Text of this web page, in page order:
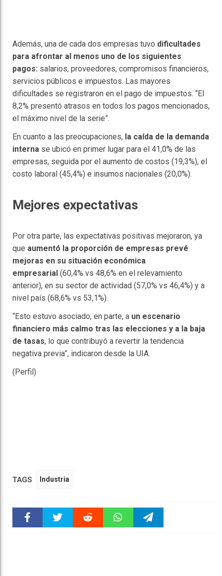
Además, una de cada dos empresas tuvo dificultades
para afrontar al menos uno de los siguientes
pagos: salarios, proveedores, compromisos financieros,
servicios públicos e impuestos. Las mayores
dificultades se registraron en el pago de impuestos. “El
8,2% presentó atrasos en todos los pagos mencionados,
el máximo nivel de la serie”.
En cuanto a las preocupaciones, la caída de la demanda
interna se ubicó en primer lugar para el 41,0% de las
empresas, seguida por el aumento de costos (19,3%), el
costo laboral (45,4%) e insumos nacionales (20,0%).
Mejores expectativas
Por otra parte, las expectativas positivas mejoraron, ya
que aumentó la proporción de empresas prevé
mejoras en su situación económica
empresarial (60,4% vs 48,6% en el relevamiento
anterior), en su sector de actividad (57,0% vs 46,4%) y a
nivel país (68,6% vs 53,1%).
“Esto estuvo asociado, en parte, a un escenario
financiero más calmo tras las elecciones y a la baja
de tasas, lo que contribuyó a revertir la tendencia
negativa previa”, indicaron desde la UIA.
(Perfil)
TAGS Industria